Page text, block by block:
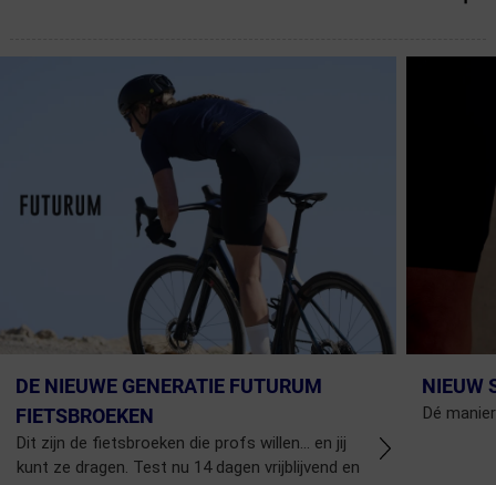
DE NIEUWE GENERATIE FUTURUM
FIETSBROEKEN
Dit zijn de fietsbroeken die profs willen... en jij
kunt ze dragen. Test nu 14 dagen vrijblijvend en
NIEUW
Dé